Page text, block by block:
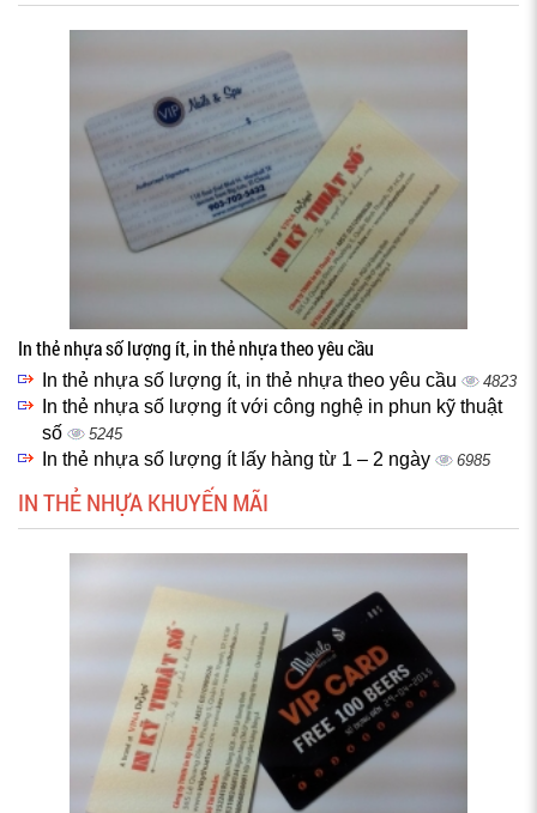
In thẻ nhựa số lượng ít, in thẻ nhựa theo yêu cầu
In thẻ nhựa số lượng ít, in thẻ nhựa theo yêu cầu 4823
In thẻ nhựa số lượng ít với công nghệ in phun kỹ thuật
số
5245
In thẻ nhựa số lượng ít lấy hàng từ 1 – 2 ngày 6985
IN THẺ NHỰA KHUYẾN MÃI